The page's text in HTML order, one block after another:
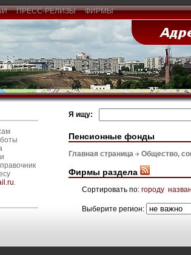
ПРЕСС-РЕЛИЗЫ ФИРМЫ
.
Я ищу:
Пенсионные фонды
Главная страница Общество,
Фирмы раздела
Сортировать по: городу
Выберите регион: